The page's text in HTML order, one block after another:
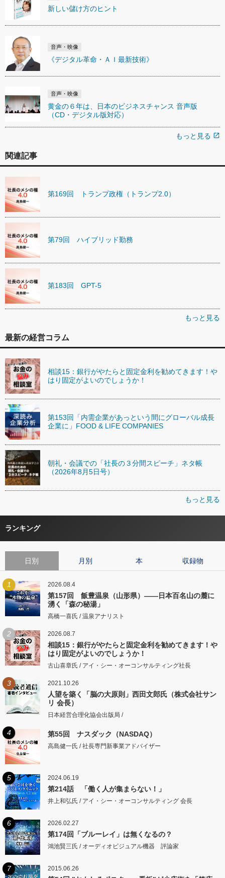
新しい儲け方のヒント
音声・映像
《デジタル革命・ＡＩ最新技術》
音声・映像
黄金の６年は、日本のビジネスチャンス 音声版
（CD・デジタル版対応）
もっと見る open_in_new
関連記事
第169回 トランプ政権（トランプ2.0）
第79回 ハイブリッド勤務
第183回 GPT-5
もっと見る
最新の経営コラム
相談15：銀行がやたらと固定金利を勧めてきます！や
はり固定がよいのでしょうか！
第153回「内需企業があっという間にグローバル成長
企業に」FOOD & LIFE COMPANIES
朝礼・会議での「社長の３分間スピーチ」ネタ帳
（2026年8月5日号）
もっと見る
ランキング
日別 月別 本 収録物
1 2026.08.4
第157回 飯豊温泉（山形県）――日本百名山の麓に
湧く「森の秘湯」
高橋一喜氏 / 温泉アナリスト
2 2026.08.7
相談15：銀行がやたらと固定金利を勧めてきます！や
はり固定がよいのでしょうか！
古山喜章氏 / アイ・シー・オーコンサルティング社長
3 2021.10.26
人望を築く「脳の大原則」西田文郎氏（株式会社サン
リ 会長）
日本経営合理化協会出版局 /
4 第55回 ナスダック（NASDAQ）
高島健一氏 / 社長専門新事業アドバイザー
5 2024.06.19
第214話 「働く人が集まらない！」
井上和弘氏 / アイ・シー・オーコンサルティング 会長
6 2026.02.27
第174回「ブルーレイ」は無くなるの？
鴻池賢三氏 / オーディオビジュアル機器 評論家
7 2015.06.26